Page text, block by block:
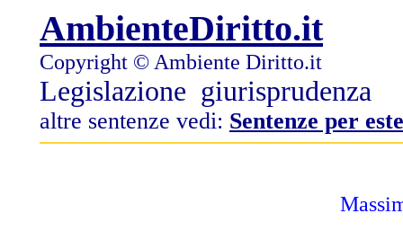
AmbienteDiritto.it
Copyright © Ambiente Diritto.it
Legislazione giurisprudenza
altre sentenze vedi: Sentenze per